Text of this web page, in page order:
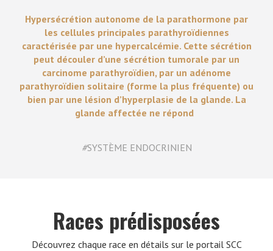
Hypersécrétion autonome de la parathormone par
les cellules principales parathyroïdiennes
caractérisée par une hypercalcémie. Cette sécrétion
peut découler d’une sécrétion tumorale par un
carcinome parathyroïdien, par un adénome
parathyroïdien solitaire (forme la plus fréquente) ou
bien par une lésion d’hyperplasie de la glande. La
glande affectée ne répond
#SYSTÈME ENDOCRINIEN
Races prédisposées
Découvrez chaque race en détails sur le portail SCC